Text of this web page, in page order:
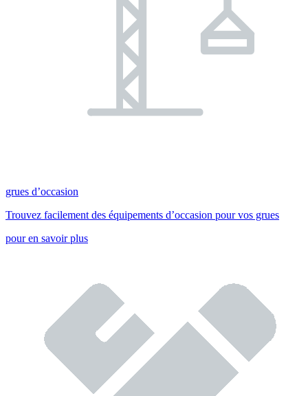
grues d’occasion
Trouvez facilement des équipements d’occasion pour vos grues
pour en savoir plus